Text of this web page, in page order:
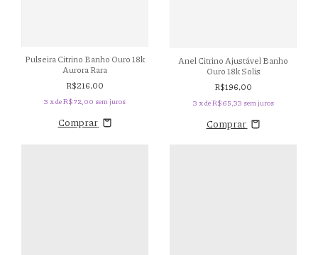
Pulseira Citrino Banho Ouro 18k
Aurora Rara
R$216,00
3 x deR$72,00 sem juros
Comprar
Anel Citrino Ajustável Banho
Ouro 18k Solis
R$196,00
3 x deR$65,33 sem juros
Comprar